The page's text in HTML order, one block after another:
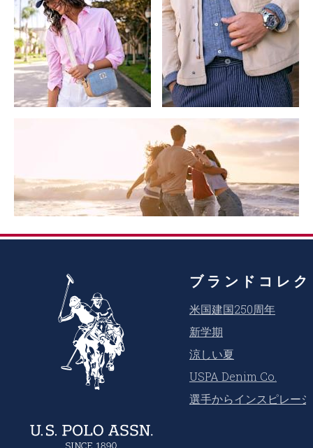
ブランドコレ
米国建国250周年
新学期
涼しい夏
USPA Denim Co.
選手からインスピレー